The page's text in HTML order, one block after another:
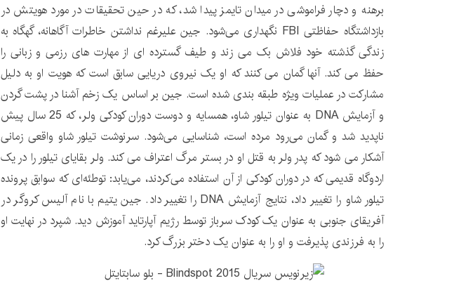
برهنه و دچار فراموشی در میدان تایمز پیدا شد، که در حین تحقیقات در مورد هویتش در
بازداشتگاه حفاظتی FBI نگهداری می‌شود. جین علیرغم نداشتن خاطرات آگاهانه، گهگاه به
زندگی گذشته خود فلاش بک می زند و طیف گسترده ای از مهارت های رزمی و زبانی را
حفظ می کند. آنها گمان می کنند که او یک نیروی دریایی سابق است که هویت او به دلیل
مشارکت در عملیات ویژه طبقه بندی شده است. جین بر اساس یک زخم آشنا در پشت گردن
و آزمایش DNA به عنوان تیلور شاو، همسایه و دوست دوران کودکی ولر، که 25 سال پیش
ناپدید شد و گمان می‌رود مرده است، شناسایی می‌شود. سرنوشت تیلور شاو واقعی زمانی
آشکار می شود که پدر ولر به قتل او در بستر مرگ اعتراف می کند. ولر بقایای تیلور را در یک
اردوگاه قدیمی که در دوران کودکی از آن استفاده می‌کردند، می‌یابد: توطئه‌ای که سوابق پرونده
تیلور شاو را تغییر داد، نتایج آزمایش DNA را تغییر داد. جین یتیم با نام آلیس کروگر در
آفریقای جنوبی به عنوان یک کودک سرباز توسط رژیم آپارتاید آموزش دید. شپرد در نهایت او
را به فرزندی پذیرفت و او را به عنوان یک دختر بزرگ کرد.